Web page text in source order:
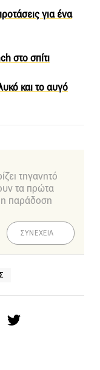
για ένα
στο σπίτι
και το αυγό
τηγανητό
τα πρώτα
η παράδοση
ΣΥΝΕΧΕΙΑ